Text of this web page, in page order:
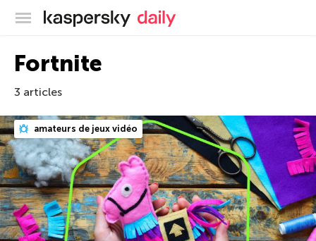
Blog officiel de Kaspersky
Fortnite
3 articles
amateurs de jeux vidéo